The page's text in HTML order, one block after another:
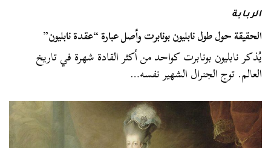
الربابة
الحقيقة حول طول نابليون بونابرت وأصل عبارة “عقدة نابليون”
يُذكر نابليون بونابرت كواحد من أكثر القادة شهرة في تاريخ
العالم. توج الجنرال الشهير نفسه…